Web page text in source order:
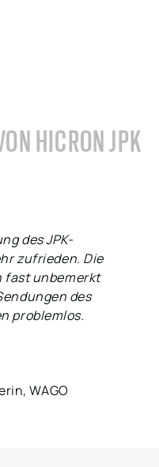
HICRON JPK
des JPK-
zufrieden. Die
fast unbemerkt
des
problemlos.
WAGO